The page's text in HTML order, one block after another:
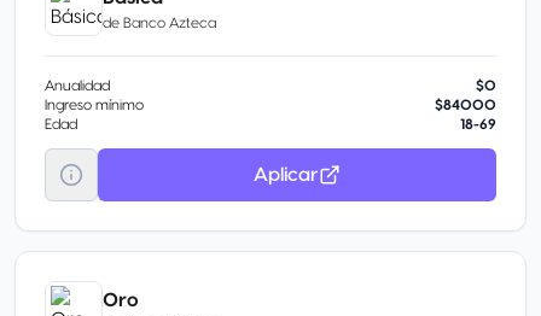
de Banco Azteca
Anualidad
$0
Ingreso mínimo
$84000
Edad
18-69
Aplicar
Oro